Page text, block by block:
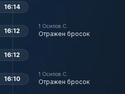
16:14
1 Осипов С.
Отражен бросок
16:12
16:12
1 Осипов С.
Отражен бросок
16:10